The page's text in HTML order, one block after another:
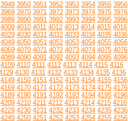
3949 3950 3951 3952 3953 3954 3955 3956
3969 3970 3971 3972 3973 3974 3975 3976
3989 3990 3991 3992 3993 3994 3995 3996
4009 4010 4011 4012 4013 4014 4015 4016
4029 4030 4031 4032 4033 4034 4035 4036
4049 4050 4051 4052 4053 4054 4055 4056
4069 4070 4071 4072 4073 4074 4075 4076
4089 4090 4091 4092 4093 4094 4095 4096
4109 4110 4111 4112 4113 4114 4115 4116
4130 4131 4132 4133 4134 4135 4136
4149 4150 4151 4152 4153 4154 4155 4156
4169 4170 4171 4172 4173 4174 4175 4176
4189 4190 4191 4192 4193 4194 4195 4196
4209 4210 4211 4212 4213 4214 4215 4216
4229 4230 4231 4232 4233 4234 4235 4236
4249 4250 4251 4252 4253 4254 4255 4256